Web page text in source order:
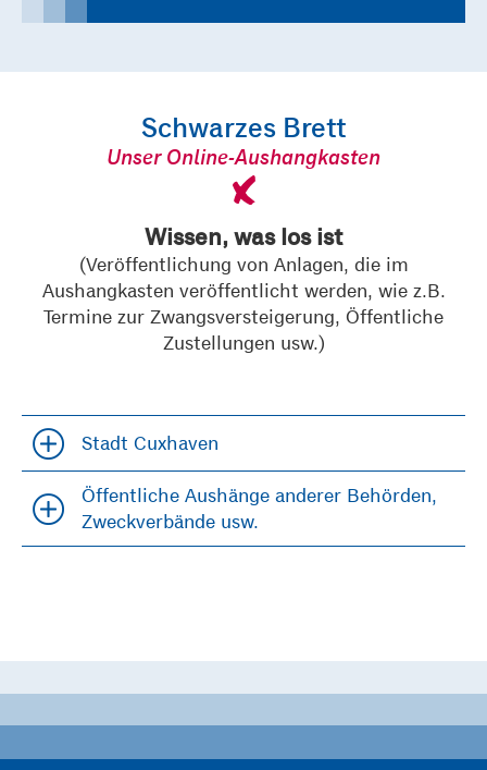
Schwarzes Brett
Unser Online-Aushangkasten
Wissen, was los ist
(Veröffentlichung von Anlagen, die im
Aushangkasten veröffentlicht werden, wie z.B.
Termine zur Zwangsversteigerung, Öffentliche
Zustellungen usw.)
Stadt Cuxhaven
Öffentliche Aushänge anderer Behörden,
Zweckverbände usw.